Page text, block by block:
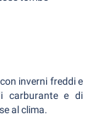
inverni freddi e
carburante e di
al clima.